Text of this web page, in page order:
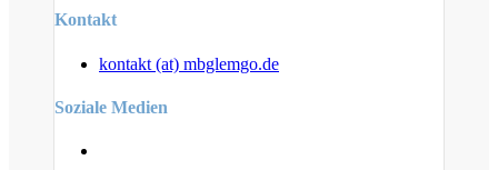
Kontakt
kontakt (at) mbglemgo.de
Soziale Medien